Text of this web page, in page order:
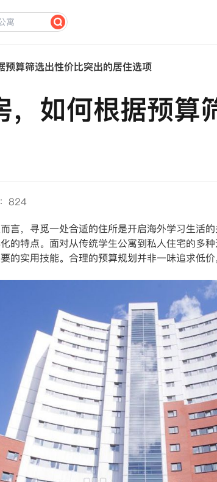
预算筛选出性价比突出的居住选项
，如何根据预算
824
，寻觅一处合适的住所是开启海外学习生活
的特点。面对从传统学生公寓到私人住宅的多
的实用技能。合理的预算规划并非一味追求低